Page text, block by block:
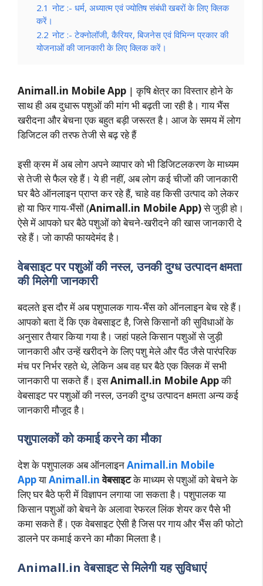
2.1 नोट :- धर्म, अध्यात्म एवं ज्योतिष संबंधी खबरों के लिए क्लिक
करें।
2.2 नोट :- टेक्नोलॉजी, कैरियर, बिजनेस एवं विभिन्न प्रकार की
योजनाओं की जानकारी के लिए क्लिक करें।
Animall.in Mobile App | कृषि क्षेत्र का विस्तार होने के
साथ ही अब दुधारू पशुओं की मांग भी बढ़ती जा रही है। गाय भैंस
खरीदना और बेचना एक बहुत बड़ी जरूरत है। आज के समय में लोग
डिजिटल की तरफ तेजी से बढ़ रहे हैं
इसी क्रम में अब लोग अपने व्यापार को भी डिजिटलकरण के माध्यम
से तेजी से फैल रहे हैं। ये ही नहीं, अब लोग कई चीजों की जानकारी
घर बैठे ऑनलाइन प्राप्त कर रहे हैं, चाहे वह किसी उत्पाद को लेकर
हो या फिर गाय-भैंसों (Animall.in Mobile App)से जुड़ी हो।
ऐसे में आपको घर बैठे पशुओं को बेचने-खरीदने की खास जानकारी दे
रहे हैं। जो काफी फायदेमंद है।
वेबसाइट पर पशुओं की नस्ल, उनकी दुग्ध उत्पादन क्षमता
की मिलेगी जानकारी
बदलते इस दौर में अब पशुपालक गाय-भैंस को ऑनलाइन बेच रहे हैं।
आपको बता दें कि एक वेबसाइट है, जिसे किसानों की सुविधाओं के
अनुसार तैयार किया गया है। जहां पहले किसान पशुओं से जुड़ी
जानकारी और उन्हें खरीदने के लिए पशु मेले और पैंठ जैसे पारंपरिक
मंच पर निर्भर रहते थे, लेकिन अब वह घर बैठे एक क्लिक में सभी
जानकारी पा सकते हैं। इसAnimall.in Mobile Appकी
वेबसाइट पर पशुओं की नस्ल, उनकी दुग्ध उत्पादन क्षमता अन्य कई
जानकारी मौजूद है।
पशुपालकों को कमाई करने का मौका
देश के पशुपालक अब ऑनलाइनAnimall.in Mobile
AppयाAnimall.inवेबसाइटके माध्यम से पशुओं को बेचने के
लिए घर बैठे फ्री में विज्ञापन लगाया जा सकता है। पशुपालक या
किसान पशुओं को बेचने के अलावा रेफरल लिंक शेयर कर पैसे भी
कमा सकते हैं। एक वेबसाइट ऐसी है जिस पर गाय और भैंस की फोटो
डालने पर कमाई करने का मौका मिलता है।
Animall.in वेबसाइट से मिलेगी यह सुविधाएं